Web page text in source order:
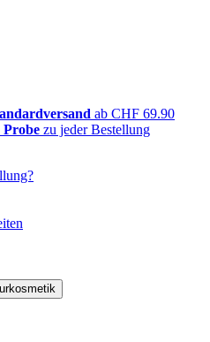
ab CHF 69.90
Probe zu jeder Bestellung